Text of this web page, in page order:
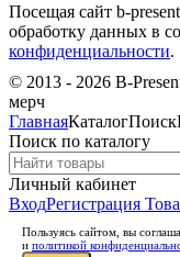
Посещая сайт b-
обработку данных в
конфиденциальности.
© 2013 - 2026 B-
мерч
ГлавнаяКаталогПоиск
Поиск по каталогу
Личный кабинет
ВходРегистрация
Пользуясь сайтом, вы
и политикой